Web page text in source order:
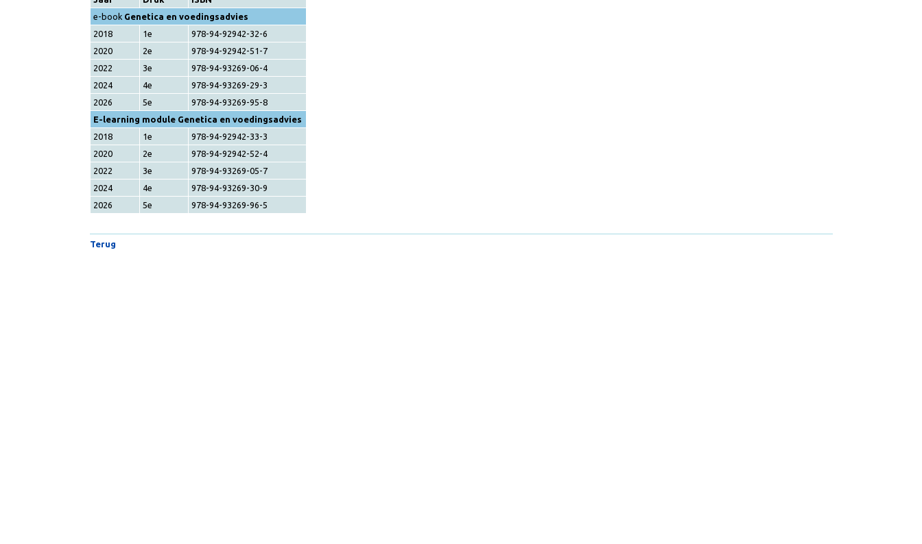
Jaar Druk
ISBN
e-book
Genetica en voedingsadvies
2018
1e
978-94-92942-32-6
2020
2e
978-94-92942-51-7
2022
3e
978-94-93269-06-4
2024
4e 978-94-93269-29-3
2026 5e
978-94-93269-95-8
E-learning module Genetica en voedingsadvies
2018
1e
978-94-92942-33-3
2020
2e
978-94-92942-52-4
2022
3e 978-94-93269-05-7
2024